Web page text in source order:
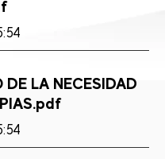
DE LA NECESIDAD